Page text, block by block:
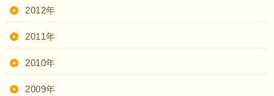
2012年
2011年
2010年
2009年